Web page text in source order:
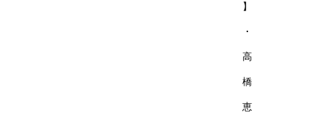
】
・
高
橋
恵